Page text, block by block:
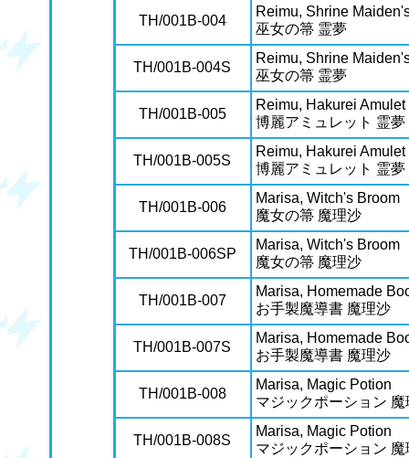
TH/001B-004
Reimu, Shrine
巫女の箒 霊夢
TH/001B-004S
Reimu, Shrine
巫女の箒 霊夢
TH/001B-005
Reimu, Hakurei Amulet
博麗アミュレット 霊夢
TH/001B-005S
Reimu, Hakurei Amulet
博麗アミュレット 霊夢
TH/001B-006
Marisa, Witch's Broom
魔女の箒 魔理沙
TH/001B-006SP
Marisa, Witch's Broom
魔女の箒 魔理沙
TH/001B-007
Marisa, Homemade
お手製魔導書 魔理沙
TH/001B-007S
Marisa, Homemade
お手製魔導書 魔理沙
TH/001B-008
Marisa, Magic Potion
マジックポーション 魔
TH/001B-008S
Marisa, Magic Potion
マジックポーション 魔